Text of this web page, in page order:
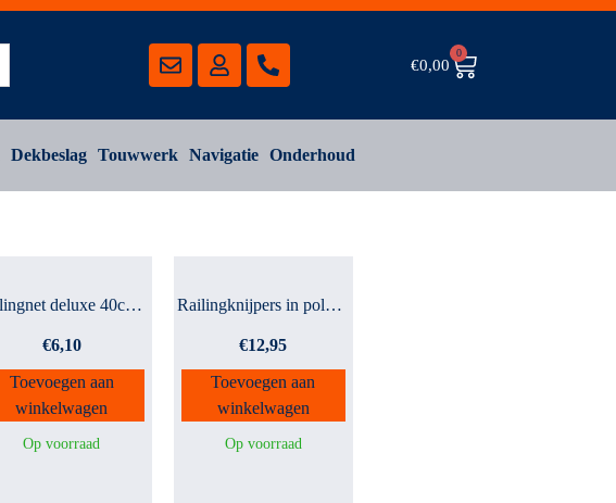
€0,00
0
Dekbeslag Touwwerk Navigatie Onderhoud
Op voorraad
Railingnet deluxe 40cm ho...
€6,10
Toevoegen aan
winkelwagen
Op voorraad
Railingknijpers in polyba...
€12,95
Toevoegen aan
winkelwagen